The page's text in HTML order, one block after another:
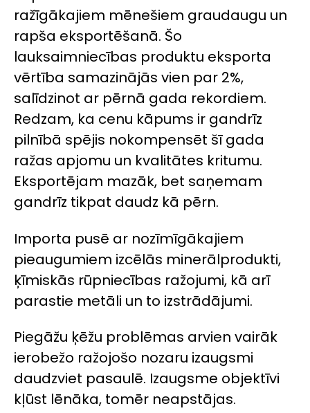
ražīgākajiem mēnešiem graudaugu un
rapša eksportēšanā. Šo
lauksaimniecības produktu eksporta
vērtība samazinājās vien par 2%,
salīdzinot ar pērnā gada rekordiem.
Redzam, ka cenu kāpums ir gandrīz
pilnībā spējis nokompensēt šī gada
ražas apjomu un kvalitātes kritumu.
Eksportējam mazāk, bet saņemam
gandrīz tikpat daudz kā pērn.
Importa pusē ar nozīmīgākajiem
pieaugumiem izcēlās minerālprodukti,
ķīmiskās rūpniecības ražojumi, kā arī
parastie metāli un to izstrādājumi.
Piegāžu ķēžu problēmas arvien vairāk
ierobežo ražojošo nozaru izaugsmi
daudzviet pasaulē. Izaugsme objektīvi
kļūst lēnāka, tomēr neapstājas.